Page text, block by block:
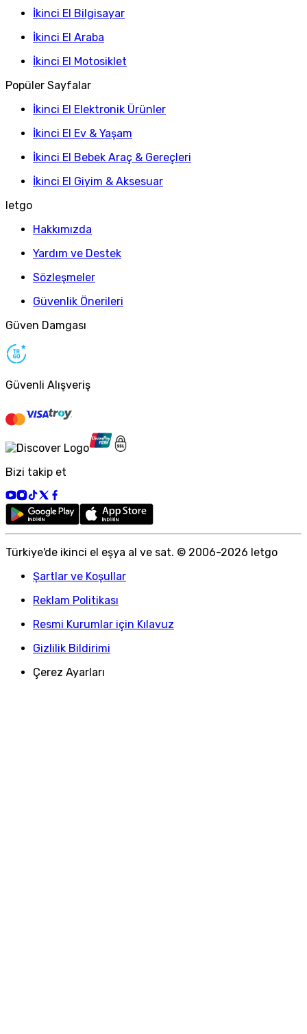
İkinci El Bilgisayar
İkinci El Araba
İkinci El Motosiklet
Popüler Sayfalar
İkinci El Elektronik Ürünler
İkinci El Ev & Yaşam
İkinci El Bebek Araç & Gereçleri
İkinci El Giyim & Aksesuar
letgo
Hakkımızda
Yardım ve Destek
Sözleşmeler
Güvenlik Önerileri
Güven Damgası
Güvenli Alışveriş
Bizi takip et
Türkiye'de ikinci el eşya al ve sat. © 2006-2026 letgo
Şartlar ve Koşullar
Reklam Politikası
Resmi Kurumlar için Kılavuz
Gizlilik Bildirimi
Çerez Ayarları